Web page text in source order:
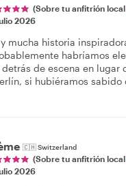
(Sobre tu anfitrión local
2026
mucha historia
habríamos
de escena en lugar
si hubiéramos sabido
🇨🇭Switzerland
(Sobre tu anfitrión local
2026